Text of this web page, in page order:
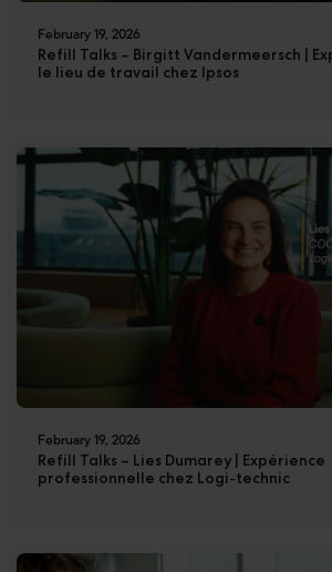
February 19, 2026
Refill Talks – Birgitt Vandermeersch |
le lieu de travail chez Ipsos
February 19, 2026
Refill Talks – Lies Dumarey | Expérience
professionnelle chez Logi-technic